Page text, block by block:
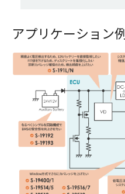
アプリケーション例